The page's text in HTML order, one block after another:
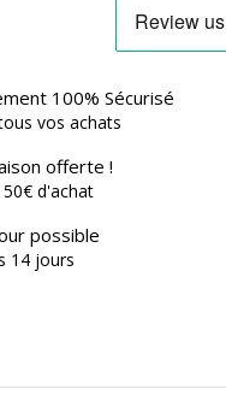
100% Sécurisé
vos achats
offerte !
50€ d'achat
possible
14 jours